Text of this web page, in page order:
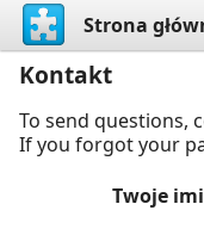
Strona
Kontakt
To send questions,
If you forgot your
Twoje